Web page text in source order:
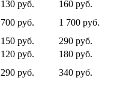
130 руб.
160 руб.
700 руб.
1 700 руб.
150 руб.
290 руб.
120 руб.
180 руб.
290 руб. 340 руб.